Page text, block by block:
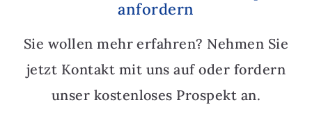
anfordern
Sie wollen mehr erfahren? Nehmen Sie
jetzt Kontakt mit uns auf oder fordern
unser kostenloses Prospekt an.